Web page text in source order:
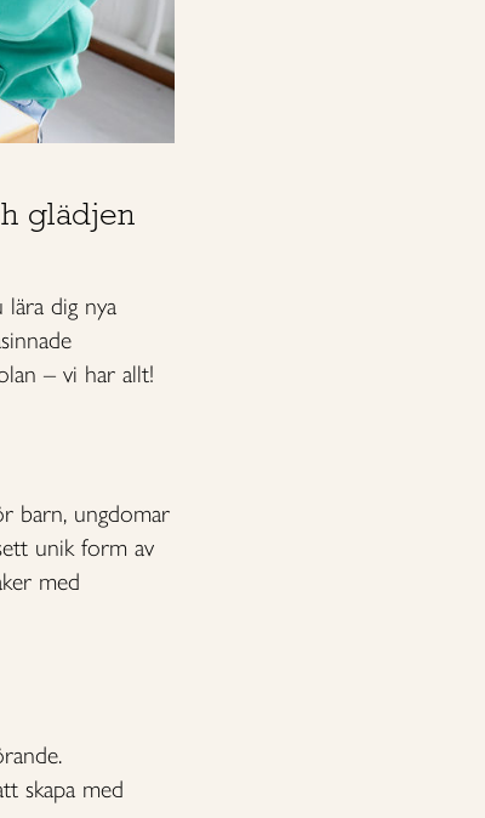
glädjen
dig nya
– vi har allt!
barn, ungdomar
unik form av
med
skapa med